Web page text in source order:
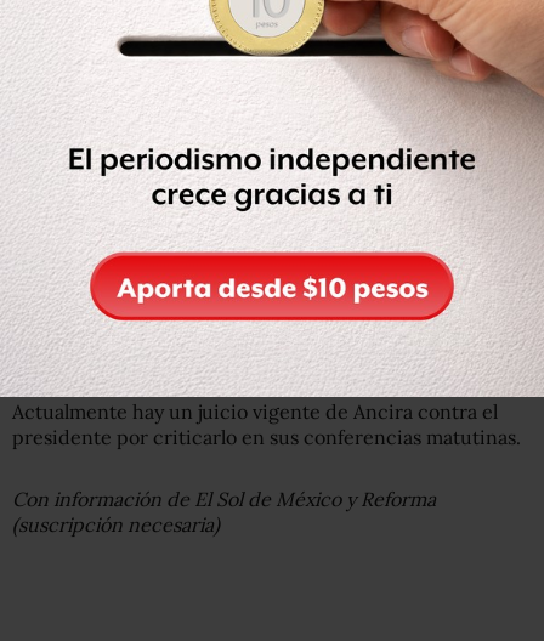
Actualmente hay un juicio vigente de Ancira contra el
presidente por criticarlo en sus conferencias matutinas.
Con información de El Sol de México y Reforma
(suscripción necesaria)